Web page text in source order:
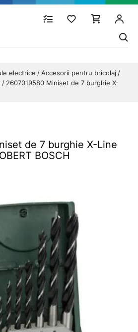
electrice
Accesorii pentru bricolaj
2607019580 Miniset de 7 burghie X-
de 7 burghie X-Line
BOSCH